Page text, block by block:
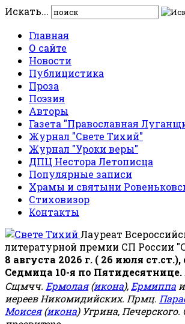
Искать...
Главная
О сайте
Новости
Публицистика
Проза
Поэзия
Авторы
Газета "Православная
Журнал "Свете Тихий"
Журнал "Уроки веры"
ДПЦ Нестора Летописца
Популярные записи
Храмы и святыни
Стиховизор
Контакты
Лауреат
литературной премии СП России
8 августа 2026 г. ( 26 июля ст.ст.),
Седмица 10-я по Пятидесятнице.
Сщмчч. Ермолая(икона), Ермиппа
иереев Никомидийских. Прмц.
Моисея(икона) Угрина,